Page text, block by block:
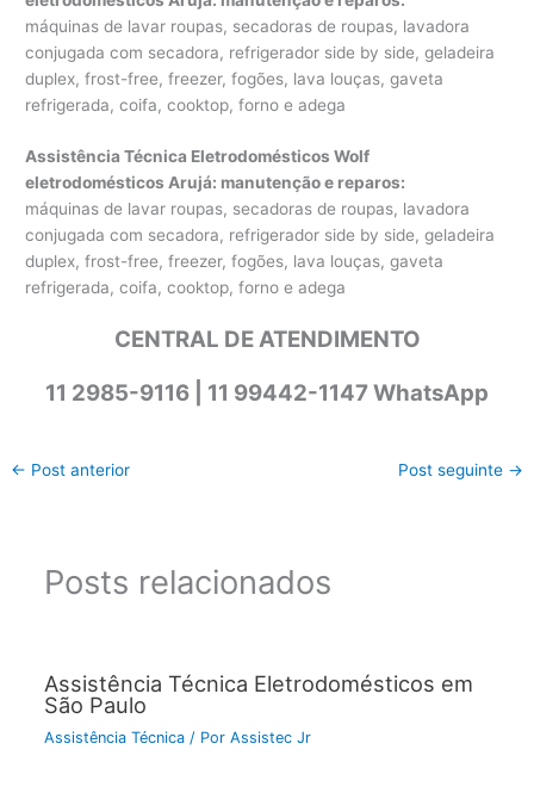
máquinas de lavar roupas, secadoras de roupas, lavadora
conjugada com secadora, refrigerador side by side, geladeira
duplex, frost-free, freezer, fogões, lava louças, gaveta
refrigerada, coifa, cooktop, forno e adega
Assistência Técnica Eletrodomésticos Wolf
eletrodomésticos Arujá: manutenção e reparos:
máquinas de lavar roupas, secadoras de roupas, lavadora
conjugada com secadora, refrigerador side by side, geladeira
duplex, frost-free, freezer, fogões, lava louças, gaveta
refrigerada, coifa, cooktop, forno e adega
CENTRAL DE ATENDIMENTO
11 2985-9116 | 11 99442-1147 WhatsApp
← Post anterior Post seguinte →
Posts relacionados
Assistência Técnica Eletrodomésticos em
São Paulo
Assistência Técnica/ Por Assistec Jr